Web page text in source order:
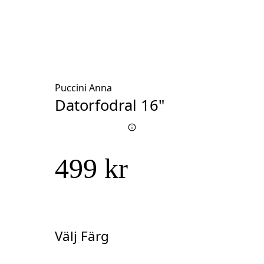
Puccini Anna
Datorfodral 16"
499 kr
Välj Färg
Välj Färg